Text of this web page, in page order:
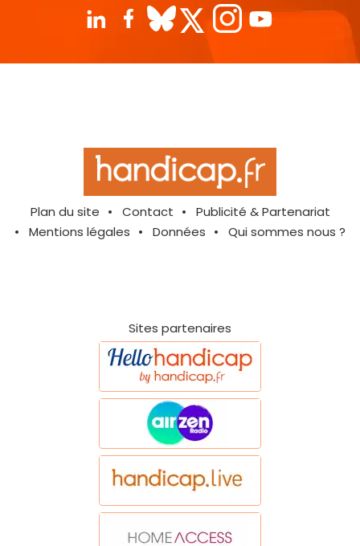
Plan du site Contact
Publicité & Partenariat
Mentions légales
Données Qui sommes nous ?
Sites partenaires